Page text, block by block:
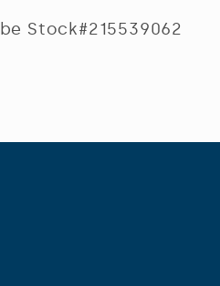
Stock#215539062